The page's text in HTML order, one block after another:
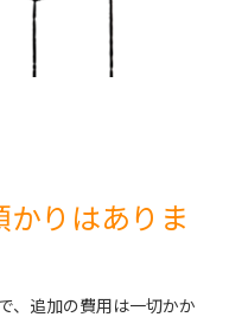
りはありま
、追加の費用は一切かか